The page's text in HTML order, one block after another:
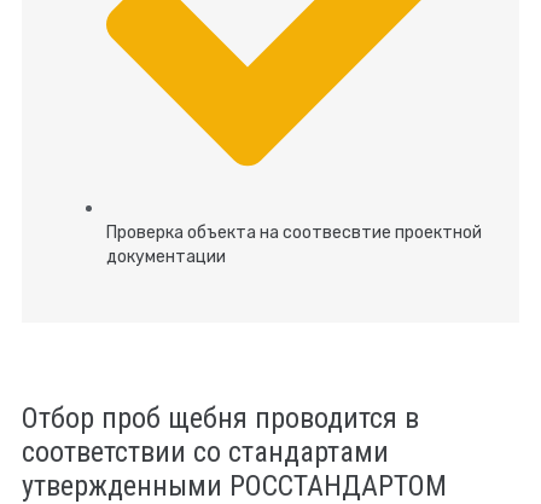
Проверка объекта на соотвесвтие проектной
документации
Отбор проб щебня проводится в
соответствии со стандартами
утвержденными РОССТАНДАРТОМ